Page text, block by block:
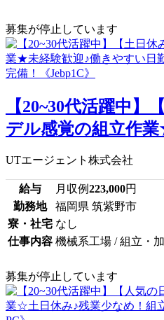
募集が停止しています
【20~30代活躍中】
デル感覚の組立作
UTエージェント株式会社
給与 月収例223,000円
勤務地
福岡県 筑紫野市
寮・社宅 なし
仕事内容 機械系工場 / 組立・
募集が停止しています